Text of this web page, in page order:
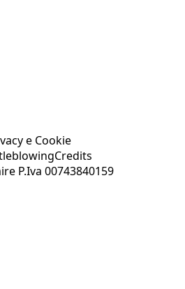
e Cookie
Credits
P.Iva 00743840159